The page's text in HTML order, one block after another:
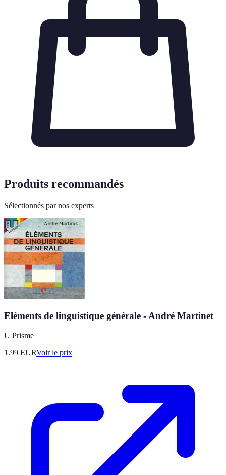
Produits recommandés
Sélectionnés par nos experts
Eléments de linguistique générale - André Martinet
U Prisme
1.99 EURVoir le prix